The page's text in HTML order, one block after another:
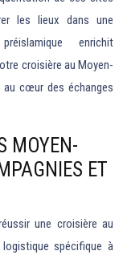
les lieux dans une
enrichit
croisière au Moyen-
cœur des échanges
MOYEN-
ET
une croisière au
spécifique à